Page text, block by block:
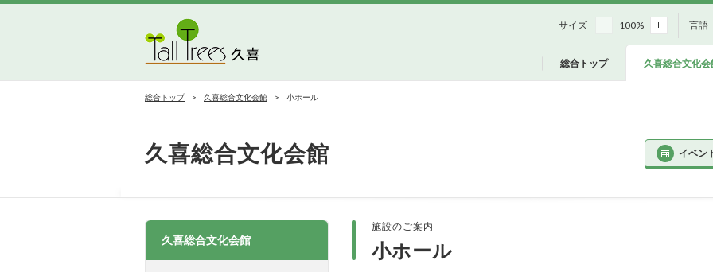
総合トップ 久喜総合文化会
サイズ 100% 言語
総合トップ 久喜総合文化会館 小ホール
久喜総合文化会館 イベン
施設のご案内
小ホール
久喜総合文化会館